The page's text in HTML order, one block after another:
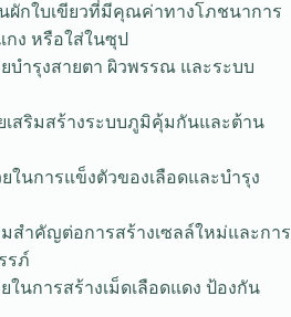
นผักใบเขียวที่มีคุณค่าทางโภชนาการ
ง หรือใส่ในซุป
บำรุงสายตา ผิวพรรณ และระบบ
เสริมสร้างระบบภูมิคุ้มกันและต้าน
ในการแข็งตัวของเลือดและบำรุง
สำคัญต่อการสร้างเซลล์ใหม่และการ
รภ์
ในการสร้างเม็ดเลือดแดง ป้องกัน